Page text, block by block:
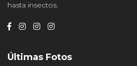
hasta insectos.
Últimas Fotos